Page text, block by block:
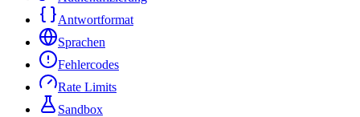
Antwortformat
Sprachen
Fehlercodes
Rate Limits
Sandbox